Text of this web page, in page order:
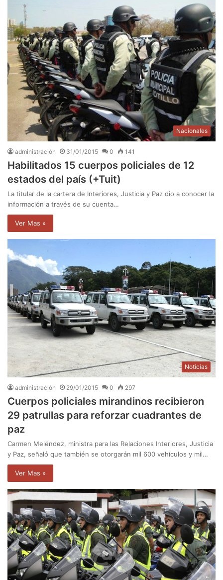
Nacionales
administración 31/01/2015 0 141
Habilitados 15 cuerpos policiales de 12
estados del país (+Tuit)
La titular de la cartera de Interiores, Justicia y Paz dio a conocer la
información a través de su cuenta…
Ver Mas »
Noticias
administración 29/01/2015 0 297
Cuerpos policiales mirandinos recibieron
29 patrullas para reforzar cuadrantes de
paz
Carmen Meléndez, ministra para las Relaciones Interiores, Justicia
y Paz, señaló que también se otorgarán mil 600 vehículos y mil…
Ver Mas »